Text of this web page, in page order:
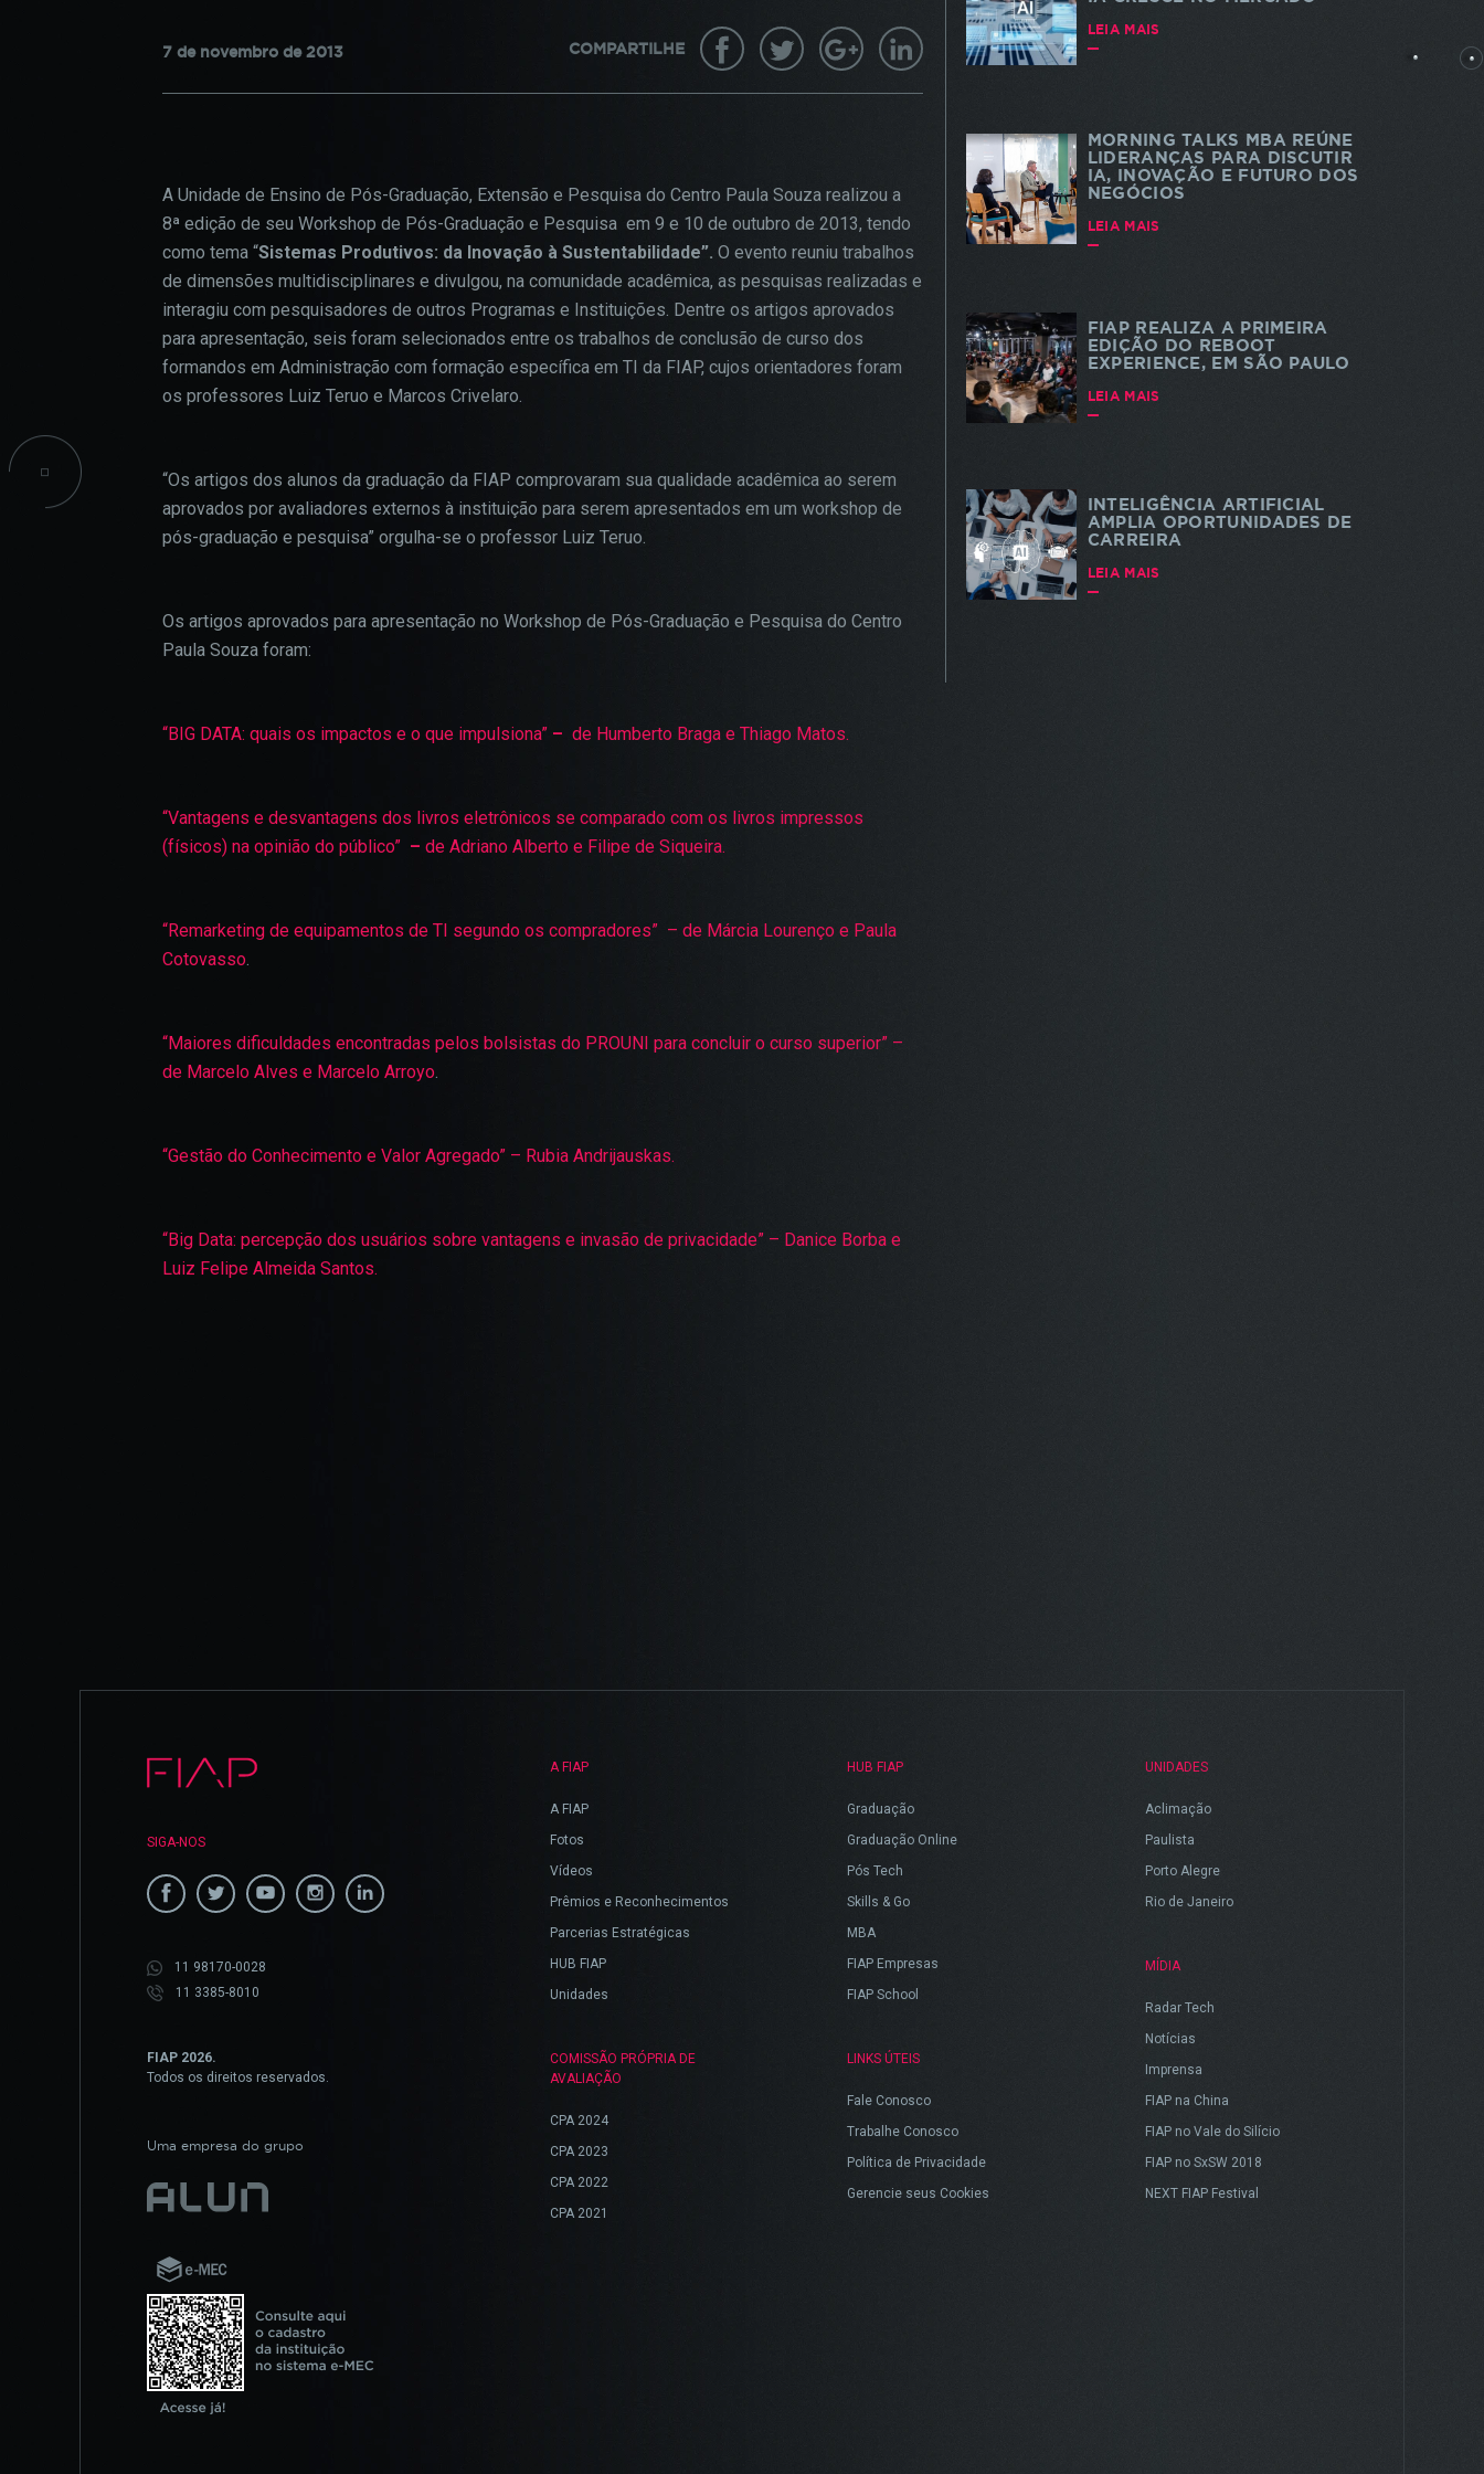
7 de novembro de 2013 COMPARTILHE
A Unidade de Ensino de Pós-Graduação, Extensão e Pesquisa do Centro Paula Souza realizou a
8ª edição de seu Workshop de Pós-Graduação e Pesquisa em 9 e 10 de outubro de 2013, tendo
como tema “Sistemas Produtivos: da Inovação à Sustentabilidade”. O evento reuniu trabalhos
de dimensões multidisciplinares e divulgou, na comunidade acadêmica, as pesquisas realizadas e
interagiu com pesquisadores de outros Programas e Instituições. Dentre os artigos aprovados
para apresentação, seis foram selecionados entre os trabalhos de conclusão de curso dos
formandos em Administração com formação específica em TI da FIAP, cujos orientadores foram
os professores Luiz Teruo e Marcos Crivelaro.
“Os artigos dos alunos da graduação da FIAP comprovaram sua qualidade acadêmica ao serem
aprovados por avaliadores externos à instituição para serem apresentados em um workshop de
pós-graduação e pesquisa” orgulha-se o professor Luiz Teruo.
Os artigos aprovados para apresentação no Workshop de Pós-Graduação e Pesquisa do Centro
Paula Souza foram:
“BIG DATA: quais os impactos e o que impulsiona” – de Humberto Braga e Thiago Matos.
“Vantagens e desvantagens dos livros eletrônicos se comparado com os livros impressos
(físicos) na opinião do público” – de Adriano Alberto e Filipe de Siqueira.
“Remarketing de equipamentos de TI segundo os compradores” – de Márcia Lourenço e Paula
Cotovasso
“Maiores dificuldades encontradas pelos bolsistas do PROUNI para concluir o curso superior” –
de Marcelo Alves e Marcelo Arroyo
“Gestão do Conhecimento e Valor Agregado” – Rubia Andrijauskas.
“Big Data: percepção dos usuários sobre vantagens e invasão de privacidade” – Danice Borba e
Luiz Felipe Almeida Santos.
LEIA MAIS
MORNING TALKS MBA REÚNE
LIDERANÇAS PARA DISCUTIR
IA, INOVAÇÃO E FUTURO DOS
NEGÓCIOS
LEIA MAIS
FIAP REALIZA A PRIMEIRA
EDIÇÃO DO REBOOT
EXPERIENCE, EM SÃO PAULO
LEIA MAIS
INTELIGÊNCIA ARTIFICIAL
AMPLIA OPORTUNIDADES DE
CARREIRA
LEIA MAIS
SIGA-NOS
11 98170-0028
11 3385-8010
FIAP 2026.
Todos os direitos reservados.
Uma empresa do grupo
A FIAP
A FIAP
Fotos
Vídeos
Prêmios e Reconhecimentos
Parcerias Estratégicas
HUB FIAP
Unidades
COMISSÃO PRÓPRIA DE
AVALIAÇÃO
CPA 2024
CPA 2023
CPA 2022
CPA 2021
HUB FIAP
Graduação
Graduação Online
Pós Tech
Skills & Go
MBA
FIAP Empresas
FIAP School
LINKS ÚTEIS
Fale Conosco
Trabalhe Conosco
Política de Privacidade
Gerencie seus Cookies
UNIDADES
Aclimação
Paulista
Porto Alegre
Rio de Janeiro
MÍDIA
Radar Tech
Notícias
Imprensa
FIAP na China
FIAP no Vale do Silício
FIAP no SxSW 2018
NEXT FIAP Festival
configurar seu navegador para bloquear esses cookies, algumas partes
do site podem não funcionar.
Habilitado
Estes cookies são estabelecidos por nossos parceiros de publicidade e
podem ser usados para compor um perfil sobre seus interesses e, a
partir disso, mostrar anúncios relevantes para você em outros sites. As
informações armazenadas são baseadas na identificação exclusiva do
seu navegador e dispositivo de internet, sem armazenar diretamente
informações pessoais. Ao configurar seu navegador para bloquear
esses cookies, você terá menos publicidade direcionada.